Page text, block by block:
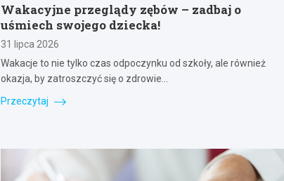
Wakacyjne przeglądy zębów – zadbaj o
uśmiech swojego dziecka!
31 lipca 2026
Wakacje to nie tylko czas odpoczynku od szkoły, ale również
okazja, by zatroszczyć się o zdrowie…
Przeczytaj